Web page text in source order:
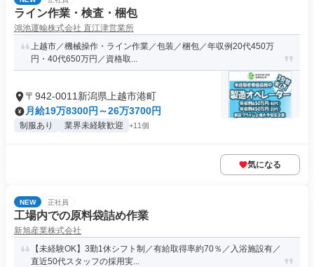
ライン作業・検査・梱包
鴻池運輸株式会社 直江津営業所
上越市／機械操作・ライン作業／包装／梱包／年収例20代450万
円・40代650万円／資格取...
〒942-0011新潟県上越市港町
月給19万8300円～26万3700円
制服あり 業界未経験歓迎 +11個
気になる
NEW 正社員
工場内での原料袋詰め作業
新旭産業株式会社
【未経験OK】3勤1休シフト制／有給取得率約70％／入浴施設有／
直近50代スタッフの採用実...